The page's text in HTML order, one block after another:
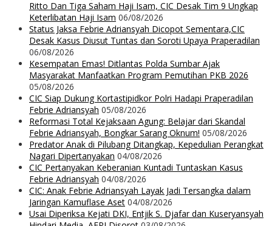
Ritto Dan Tiga Saham Haji Isam, CIC Desak Tim 9 Ungkap
Keterlibatan Haji Isam 06/08/2026
Status Jaksa Febrie Adriansyah Dicopot Sementara,CIC
Desak Kasus Diusut Tuntas dan Soroti Upaya Praperadilan
06/08/2026
Kesempatan Emas! Ditlantas Polda Sumbar Ajak
Masyarakat Manfaatkan Program Pemutihan PKB 2026
05/08/2026
CIC Siap Dukung Kortastipidkor Polri Hadapi Praperadilan
Febrie Adriansyah 05/08/2026
Reformasi Total Kejaksaan Agung: Belajar dari Skandal
Febrie Adriansyah, Bongkar Sarang Oknum! 05/08/2026
Predator Anak di Pilubang Ditangkap, Kepedulian Perangkat
Nagari Dipertanyakan 04/08/2026
CIC Pertanyakan Keberanian Kuntadi Tuntaskan Kasus
Febrie Adriansyah 04/08/2026
CIC: Anak Febrie Adriansyah Layak Jadi Tersangka dalam
Jaringan Kamuflase Aset 04/08/2026
Usai Diperiksa Kejati DKI, Entjik S. Djafar dan Kuseryansyah